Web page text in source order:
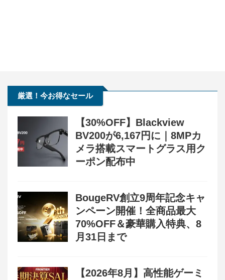
厳選！今お得なセール
【30%OFF】Blackview
BV200が6,167円に｜8MPカ
メラ搭載スマートグラス用ク
ーポン配布中
BougeRV創立9周年記念キャ
ンペーン開催！全商品最大
70%OFF＆豪華購入特典、8
月31日まで
【2026年8月】高性能ゲーミ